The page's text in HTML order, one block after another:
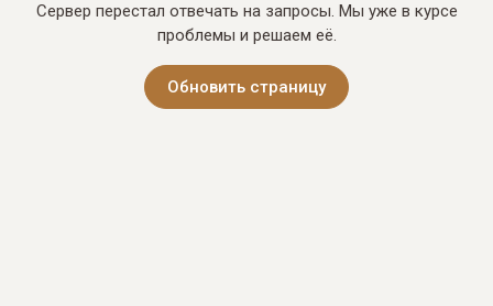
Сервер перестал отвечать на запросы. Мы уже в курсе
проблемы и решаем её.
Обновить страницу